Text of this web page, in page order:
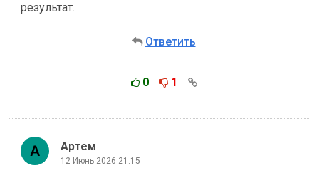
результат.
Ответить
0 1
Артем
12 Июнь 2026 21:15